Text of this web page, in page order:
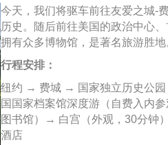
今天，我们将驱车前往友爱之城-
历史。随后前往美国的政治中心
拥有众多博物馆，是著名旅游胜地
行程安排：
纽约 → 费城 → 国家独立历史公
国国家档案馆深度游（自费入内
图书馆）→ 白宫（外观，30分钟
酒店